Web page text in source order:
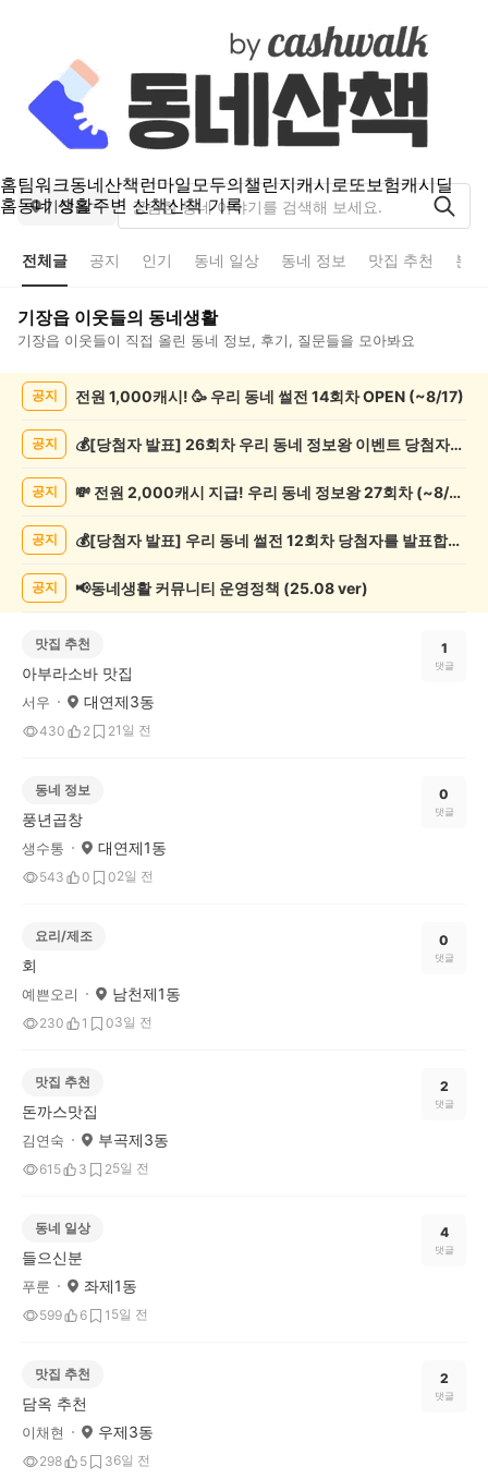
홈팀워크동네산책런마일모두의챌린지캐시로또보험캐시딜
홈동네 생활주변 산책산책 기록
기장읍
전체글 공지 인기 동네 일상 동네 정보 맛집 추천 분
기장읍 이웃들의 동네생활
기장읍 이웃들이 직접 올린 동네 정보, 후기, 질문들을 모아봐요
공지 전원 1,000캐시! 🥳 우리 동네 썰전 14회차 OPEN (~8/17)
공지 💰[당첨자 발표] 26회차 우리 동네 정보왕 이벤트 당첨자를 발표합니다!
공지 💸 전원 2,000캐시 지급! 우리 동네 정보왕 27회차 (~8/10)
공지 💰[당첨자 발표] 우리 동네 썰전 12회차 당첨자를 발표합니다!
공지 📢동네생활 커뮤니티 운영정책 (25.08 ver)
맛집 추천
아부라소바 맛집
서우 대연제3동
430 2 21일 전
1
댓글
동네 정보
풍년곱창
생수통 대연제1동
543 0 02일 전
0
댓글
요리/제조
회
예쁜오리 남천제1동
230 1 03일 전
0
댓글
맛집 추천
돈까스맛집
김연숙 부곡제3동
615 3 25일 전
2
댓글
동네 일상
들으신분
푸룬 좌제1동
599 6 1 5일 전
4
댓글
맛집 추천
담옥 추천
이채현 우제3동
298 5 36일 전
2
댓글